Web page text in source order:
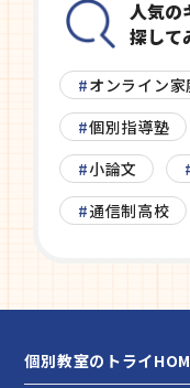
人気の
探して
オンライン
個別指導塾
小論文
通信制高校
個別教室のトライ